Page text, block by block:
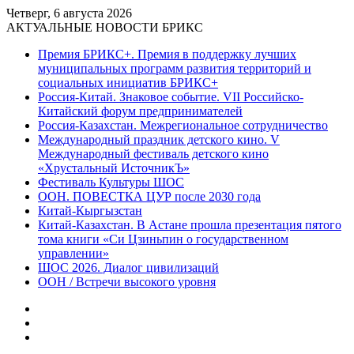
Четверг, 6 августа 2026
АКТУАЛЬНЫЕ НОВОСТИ БРИКС
Премия БРИКС+. Премия в поддержку лучших
муниципальных программ развития территорий и
социальных инициатив БРИКС+
Россия-Китай. Знаковое событие. VII Российско-
Китайский форум предпринимателей
Россия-Казахстан. Межрегиональное сотрудничество
Международный праздник детского кино. V
Международный фестиваль детского кино
«Хрустальный ИсточникЪ»
Фестиваль Культуры ШОС
ООН. ПОВЕСТКА ЦУР после 2030 года
Китай-Кыргызстан
Китай-Казахстан. В Астане прошла презентация пятого
тома книги «Си Цзиньпин о государственном
управлении»
ШОС 2026. Диалог цивилизаций
ООН / Встречи высокого уровня